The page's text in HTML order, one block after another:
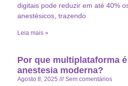
digitais pode reduzir em até 40%
anestésicos, trazendo
Leia mais »
Por que multiplataforma
anestesia moderna?
Agosto 8, 2025 Sem comentários